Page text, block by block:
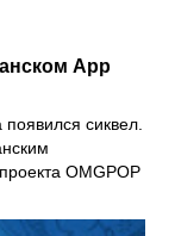
App
сиквел.
OMGPOP